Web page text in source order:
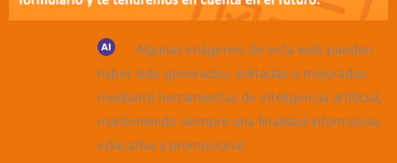
Algunas imágenes de esta web pueden
haber sido generadas, editadas o mejoradas
mediante herramientas de inteligencia artificial,
manteniendo siempre una finalidad informativa,
educativa y promocional.